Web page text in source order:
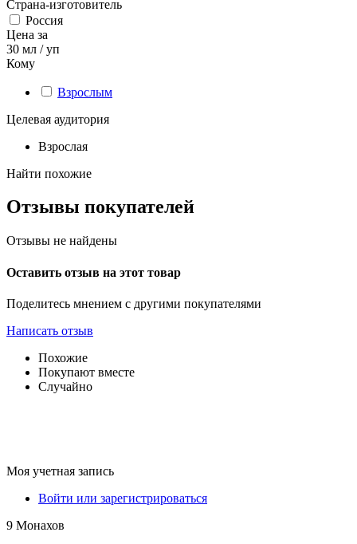
Страна-изготовитель
Россия
Цена за
30 мл / уп
Кому
Взрослым
Целевая аудитория
Взрослая
Найти похожие
Отзывы покупателей
Отзывы не найдены
Оставить отзыв на этот товар
Поделитесь мнением с другими покупателями
Написать отзыв
Похожие
Покупают вместе
Случайно
Моя учетная запись
Войти или зарегистрироваться
9 Монахов